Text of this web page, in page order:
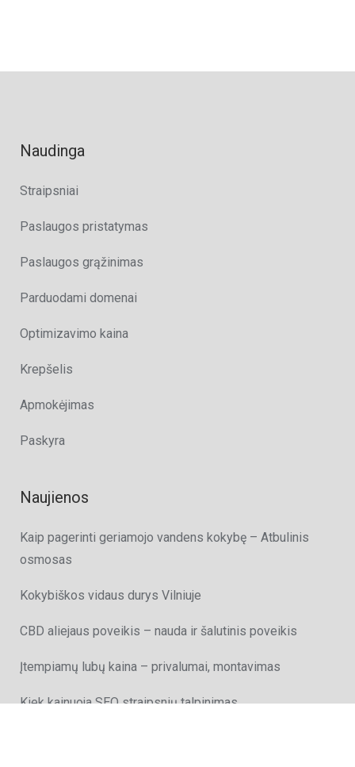
Naudinga
Straipsniai
Paslaugos pristatymas
Paslaugos grąžinimas
Parduodami domenai
Optimizavimo kaina
Krepšelis
Apmokėjimas
Paskyra
Naujienos
Kaip pagerinti geriamojo vandens kokybę – Atbulinis
osmosas
Kokybiškos vidaus durys Vilniuje
CBD aliejaus poveikis – nauda ir šalutinis poveikis
Įtempiamų lubų kaina – privalumai, montavimas
Kiek kainuoja SEO straipsnių talpinimas